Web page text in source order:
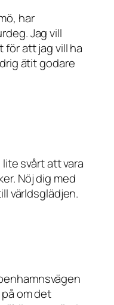
har
Jag vill
att jag vill ha
ätit godare
svårt att vara
Nöj dig med
världsglädjen.
om det